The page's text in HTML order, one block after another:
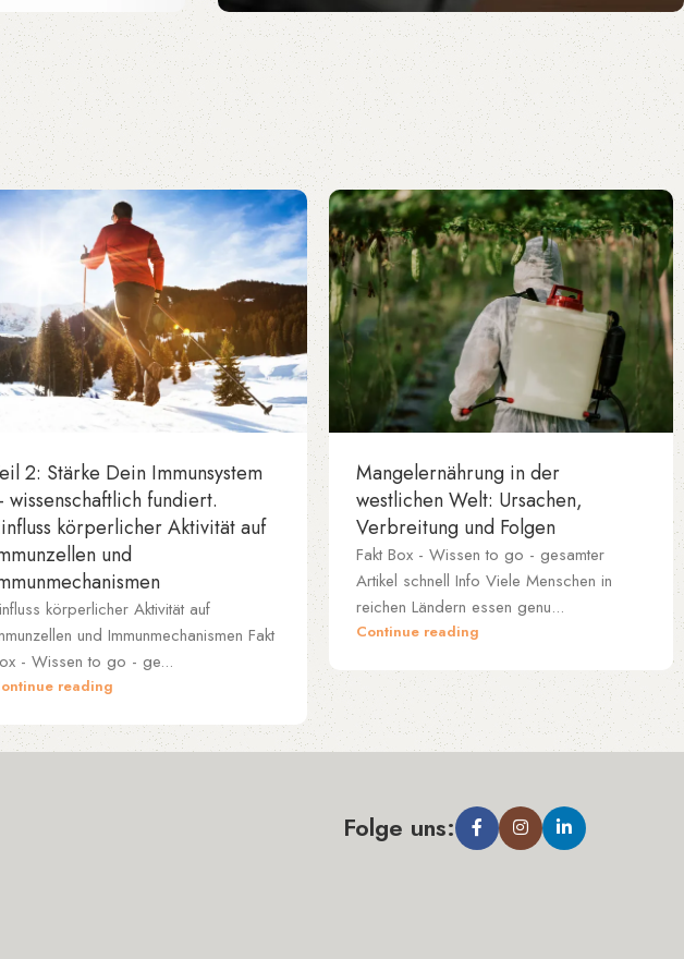
und
Ergänzen und nicht ersetzen.
VV|UND KOMPLEX
PRO
VV|UND KOMPLEX PRO ist eine
innovative Produktlösung zur
Unterstützung der Wund- und
Geweberegeneration. Die sorgfältig
abgestimmte Kombination ausgewählter
Inhaltsstoffe wurde entwickelt, um
Entzündungsprozesse zu reduzieren und
die Heilung gezielt zu fördern.
Mehr erfahren
2: Stärke Dein Immunsystem
wissenschaftlich fundiert.
körperlicher Aktivität auf
und
körperlicher Aktivität auf
und Immunmechanismen Fakt
- Wissen to go - ge...
reading
Mangelernährung in der
westlichen Welt: Ursachen,
Verbreitung und Folgen
Fakt Box - Wissen to go - gesamter
Artikel schnell Info Viele Menschen in
reichen Ländern essen genu...
Continue reading
Folge uns: